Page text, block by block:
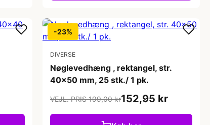
-23%
DIVERSE
Nøglevedhæng , rektangel, str.
40x50 mm, 25 stk./ 1 pk.
VEJL. PRIS 199,00 kr152,95 kr